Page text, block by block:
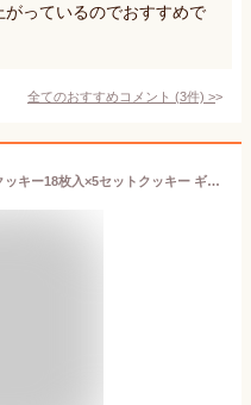
っているのでおすすめで
全てのおすすめコメント (3件) >
【まとめ買い】お茶つぶ リーフクッキー18枚入×5セットクッキー ギフト プチギフト プレゼント お茶粒 クッキー スイーツ お菓子 お茶 静岡茶 静岡土産 静岡 お土産 高柳製茶